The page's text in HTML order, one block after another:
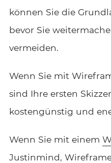
können Sie die
bevor Sie
vermeiden.
Wenn Sie mit
sind Ihre ersten
kostengünstig und
Wenn Sie mit einem
Justinmind,